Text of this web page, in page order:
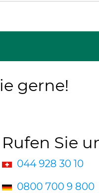
gerne!
Rufen Sie
044 928 30 10
0800 700 9 800